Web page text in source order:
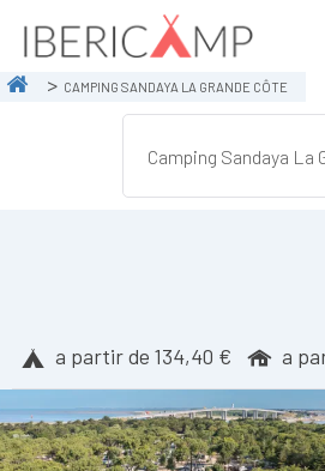
CAMPING SANDAYA LA GRANDE CÔTE
a partir de 134,40 € a